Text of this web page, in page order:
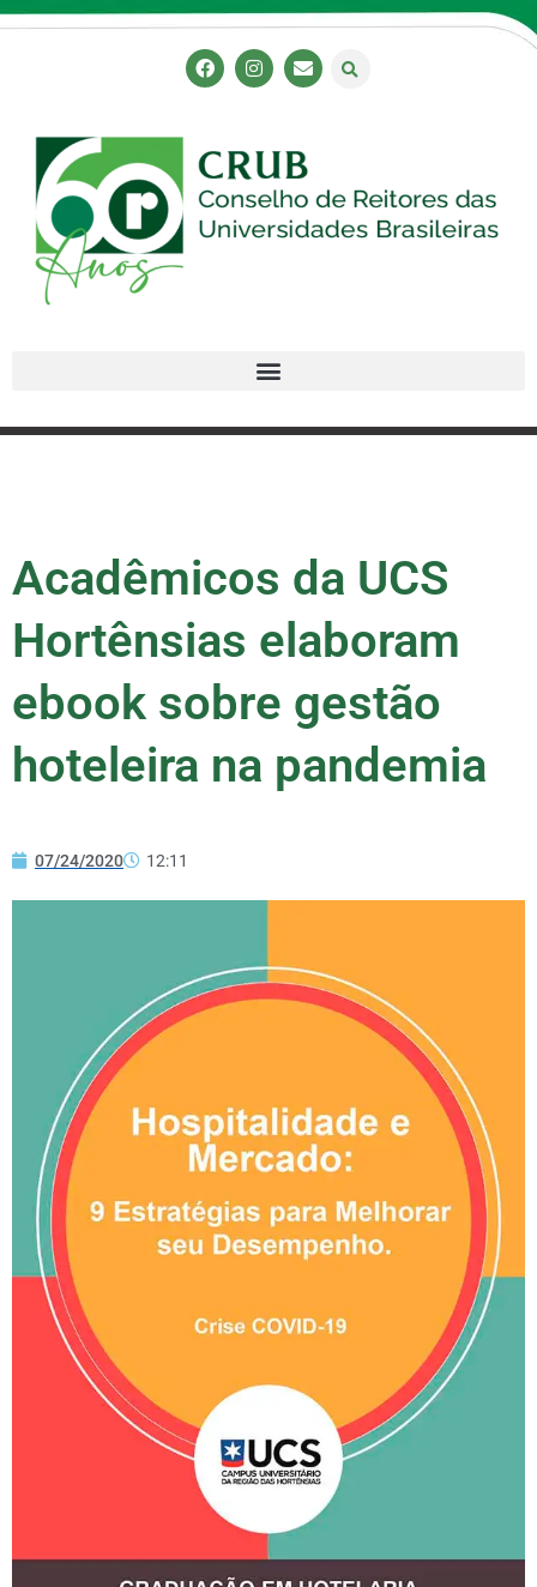
Acadêmicos da UCS
Hortênsias elaboram
ebook sobre gestão
hoteleira na pandemia
07/24/2020 12:11